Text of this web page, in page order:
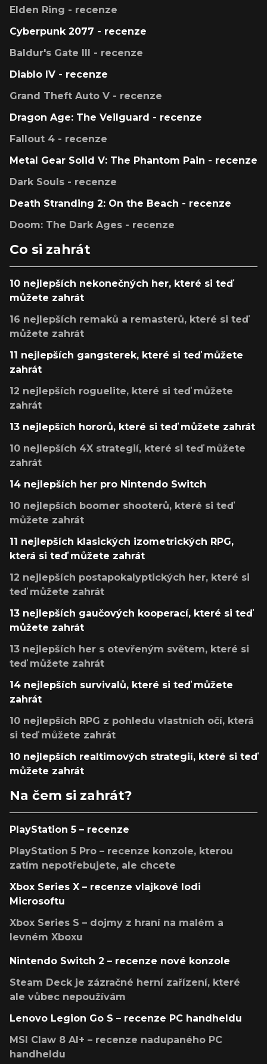
Elden Ring - recenze
Cyberpunk 2077 - recenze
Baldur's Gate III - recenze
Diablo IV - recenze
Grand Theft Auto V - recenze
Dragon Age: The Veilguard - recenze
Fallout 4 - recenze
Metal Gear Solid V: The Phantom Pain - recenze
Dark Souls - recenze
Death Stranding 2: On the Beach - recenze
Doom: The Dark Ages - recenze
Co si zahrát
10 nejlepších nekonečných her, které si teď
můžete zahrát
16 nejlepších remaků a remasterů, které si teď
můžete zahrát
11 nejlepších gangsterek, které si teď můžete
zahrát
12 nejlepších roguelite, které si teď můžete
zahrát
13 nejlepších hororů, které si teď můžete zahrát
10 nejlepších 4X strategií, které si teď můžete
zahrát
14 nejlepších her pro Nintendo Switch
10 nejlepších boomer shooterů, které si teď
můžete zahrát
11 nejlepších klasických izometrických RPG,
která si teď můžete zahrát
12 nejlepších postapokalyptických her, které si
teď můžete zahrát
13 nejlepších gaučových kooperací, které si teď
můžete zahrát
13 nejlepších her s otevřeným světem, které si
teď můžete zahrát
14 nejlepších survivalů, které si teď můžete
zahrát
10 nejlepších RPG z pohledu vlastních očí, která
si teď můžete zahrát
10 nejlepších realtimových strategií, které si teď
můžete zahrát
Na čem si zahrát?
PlayStation 5 – recenze
PlayStation 5 Pro – recenze konzole, kterou
zatím nepotřebujete, ale chcete
Xbox Series X – recenze vlajkové lodi
Microsoftu
Xbox Series S – dojmy z hraní na malém a
levném Xboxu
Nintendo Switch 2 – recenze nové konzole
Steam Deck je zázračné herní zařízení, které
ale vůbec nepoužívám
Lenovo Legion Go S – recenze PC handheldu
MSI Claw 8 AI+ – recenze nadupaného PC
handheldu